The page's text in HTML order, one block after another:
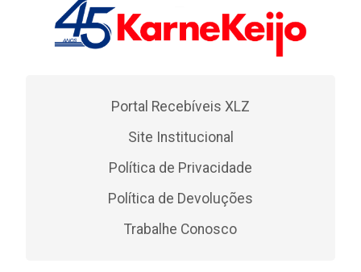
Portal Recebíveis XLZ
Site Institucional
Política de Privacidade
Política de Devoluções
Trabalhe Conosco